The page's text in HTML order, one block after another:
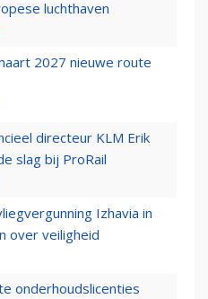
luchthaven
2027 nieuwe route
directeur KLM Erik
slag bij ProRail
Izhavia in
over veiligheid
onderhoudslicenties